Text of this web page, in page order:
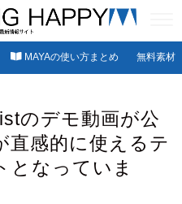
MAYAの使い方まとめ 無料素材
のデモ動画が公
直感的に使えるテ
となっていま